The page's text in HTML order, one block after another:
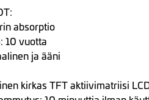
absorptio
10 vuotta
ja ääni
kirkas TFT aktiivimatriisi